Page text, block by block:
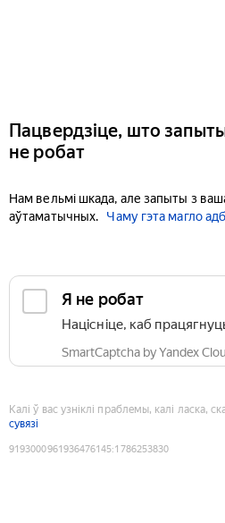
Пацвердзіце, што
не робат
Нам вельмі шкада, але запыты з
аўтаматычных.
Чаму гэта магло
Я не робат
Націсніце, каб
SmartCaptcha by Yandex
Калі ў вас узніклі праблемы, калі ласка,
сувязі
9193000961936476145:1786253830